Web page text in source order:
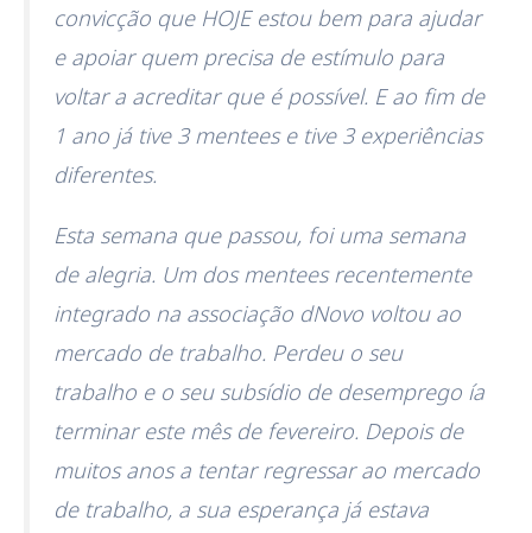
convicção que HOJE estou bem para ajudar
e apoiar quem precisa de estímulo para
voltar a acreditar que é possível. E ao fim de
1 ano já tive 3 mentees e tive 3 experiências
diferentes.
Esta semana que passou, foi uma semana
de alegria. Um dos mentees recentemente
integrado na associação dNovo voltou ao
mercado de trabalho. Perdeu o seu
trabalho e o seu subsídio de desemprego ía
terminar este mês de fevereiro. Depois de
muitos anos a tentar regressar ao mercado
de trabalho, a sua esperança já estava